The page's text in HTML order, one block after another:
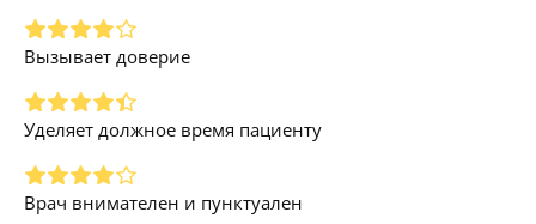
Вызывает доверие
Уделяет должное время пациенту
Врач внимателен и пунктуален